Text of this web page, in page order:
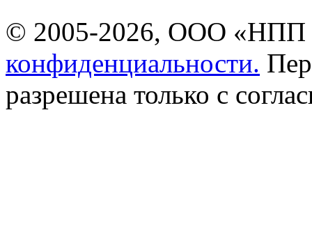
© 2005-2026, ООО «НПП
конфиденциальности.
разрешена только с